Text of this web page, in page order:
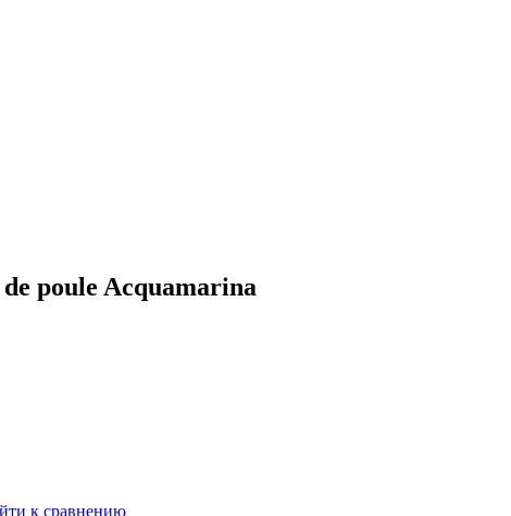
poule Acquamarina
к сравнению